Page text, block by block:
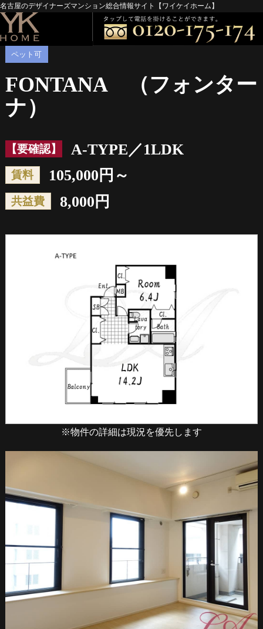
名古屋のデザイナーズマンション総合情報サイト【ワイケイホーム】
ペット可
FONTANA （フォンター
ナ）
【要確認】 A-TYPE／1LDK
賃料 105,000円～
共益費 8,000円
※物件の詳細は現況を優先します